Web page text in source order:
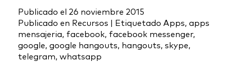
Publicado el 26 noviembre 2015
Publicado en Recursos Etiquetado Apps, apps
mensajeria, facebook, facebook messenger,
google, google hangouts, hangouts, skype,
telegram, whatsapp